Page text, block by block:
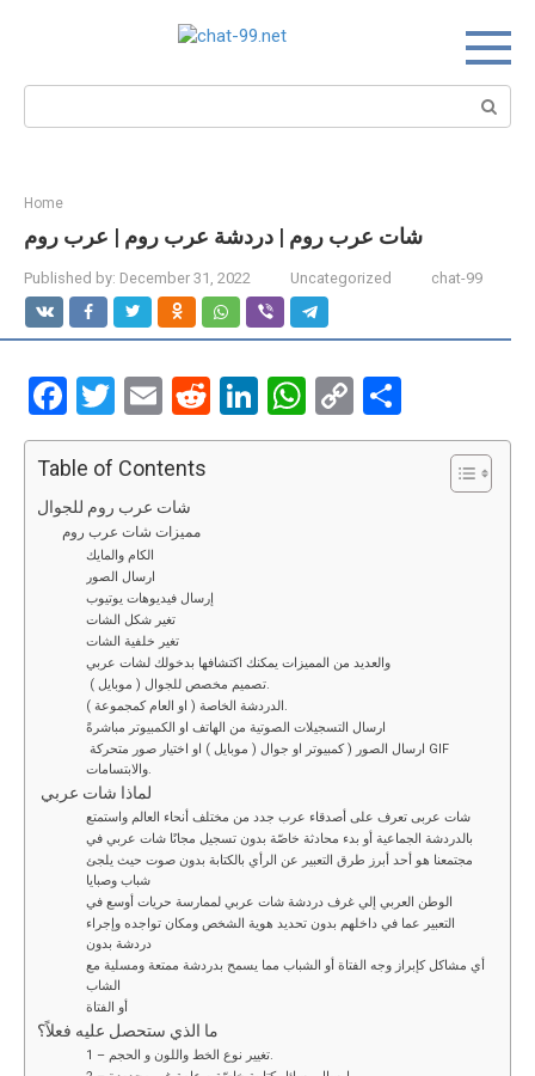
Search:
Home
شات عرب روم | دردشة عرب روم | عرب روم
Published by: December 31, 2022 Uncategorized chat-99
F
a
ce
b
o
o
T
wi
tt
er
E
m
ail
R
e
Li
n
W
h
C
o
h
Table of Contents
شات عرب روم للجوال
مميزات شات عرب روم
الكام والمايك
ارسال الصور
إرسال فيديوهات يوتيوب
تغير شكل الشات
تغير خلفية الشات
والعديد من المميزات يمكنك اكتشافها بدخولك لشات عربي
تصميم مخصص للجوال ( موبايل ).
الدردشة الخاصة ( او العام كمجموعة ).
ارسال التسجيلات الصوتية من الهاتف او الكمبيوتر مباشرةً
والابتسامات.
لماذا شات عربي
شات عربى تعرف على أصدقاء عرب جدد من مختلف أنحاء العالم واستمتع
بالدردشة الجماعية أو بدء محادثة خاصّة بدون تسجيل مجانًا شات عربي في
مجتمعنا هو أحد أبرز طرق التعبير عن الرأي بالكتابة بدون صوت حيث يلجئ
شباب وصبايا
الوطن العربي إلي غرف دردشة شات عربي لممارسة حريات أوسع في
التعبير عما في داخلهم بدون تحديد هوية الشخص ومكان تواجده وإجراء
دردشة بدون
أي مشاكل كإبراز وجه الفتاة أو الشباب مما يسمح بدردشة ممتعة ومسلية مع
الشاب
أو الفتاة
ما الذي ستحصل عليه فعلاً؟
1 – تغيير نوع الخط واللون و الحجم.